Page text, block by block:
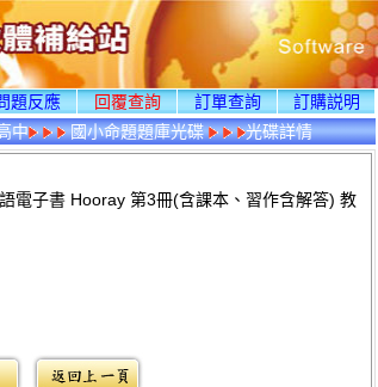
題反應 回覆查詢 訂單查詢
訂購説明
中 國小命題題庫光碟 光碟詳情
電子書 Hooray 第3冊(含課本、習作含解答) 教